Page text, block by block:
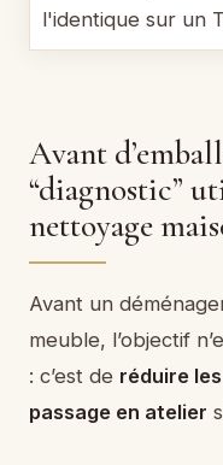
Avant
“diagnostic”
nettoyage
Avant un
meuble, l’objectif
: c’est de réduire
passage en atelier